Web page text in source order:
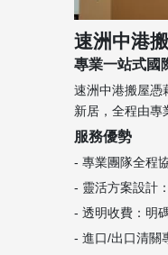
速洲中港
專業一站式國
速洲中港搬屋憑
新居，全程由專
服務優勢
- 專業團隊全程
- 靈活方案設計
- 透明收費：明
- 進口/出口清關